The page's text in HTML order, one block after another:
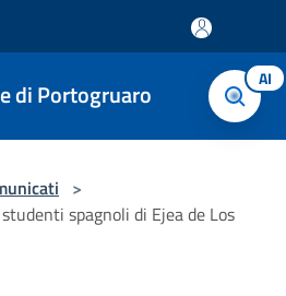
di Portogruaro AI
>
spagnoli di Ejea de Los